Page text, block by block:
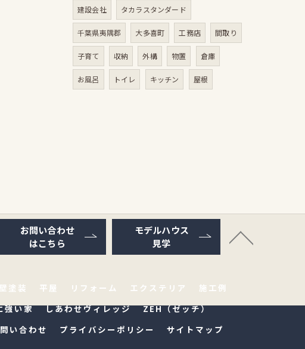
建設会社 タカラスタンダード
千葉県夷隅郡 大多喜町 工務店 間取り
子育て 収納 外構 物置 倉庫
お風呂 トイレ キッチン 屋根
お問い合わせ
はこちら
モデルハウス
見学
塗装 平屋 リフォーム エクステリア
施工例
強い家 しあわせヴィレッジ
ZEH（ゼッチ）
い合わせ プライバシーポリシー サイトマップ